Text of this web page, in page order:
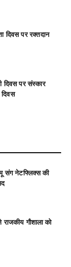
पर रक्तदान
पर संस्कार
नेटफ्लिक्स की
गौशाला को